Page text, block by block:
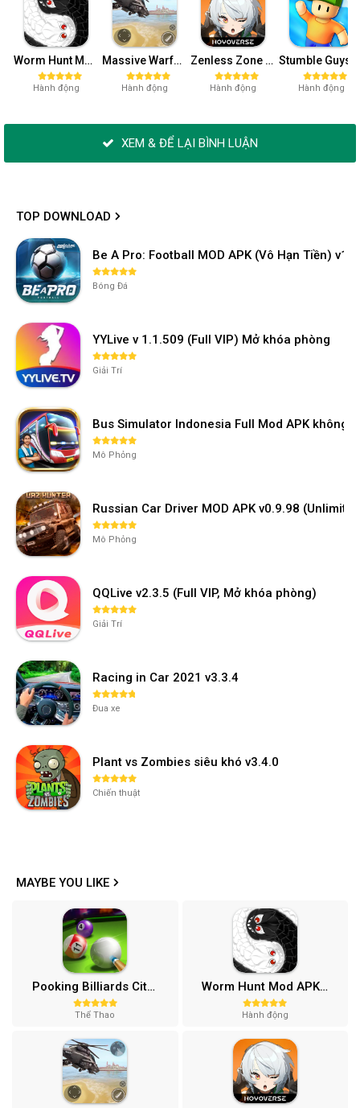
Worm Hunt Mod APK (Vô hạn tiền) v3.9.5
Hành động
Massive Warfare: Tăng chiến Mod APK v1.81.432
Hành động
Zenless Zone Zero-Gamota Mod APK 1.0.0
Hành động Hành động
XEM & ĐỂ LẠI BÌNH LUẬN
TOP DOWNLOAD
Be A Pro: Football MOD APK (Vô Hạn Tiền)
Bóng Đá
YYLive v 1.1.509 (Full VIP) Mở khóa phòng
Giải Trí
Bus Simulator Indonesia Full Mod APK không
Mô Phỏng
Russian Car Driver MOD APK v0.9.98
Mô Phỏng
QQLive v2.3.5 (Full VIP, Mở khóa phòng)
Giải Trí
Racing in Car 2021 v3.3.4
Đua xe
Plant vs Zombies siêu khó v3.4.0
Chiến thuật
MAYBE YOU LIKE
Pooking Billiards City MOD APK (Menu, Full Tiền, Đường Kẻ) v3.0.84
Thể Thao
Worm Hunt Mod APK (Vô hạn tiền) v3.9.5
Hành động